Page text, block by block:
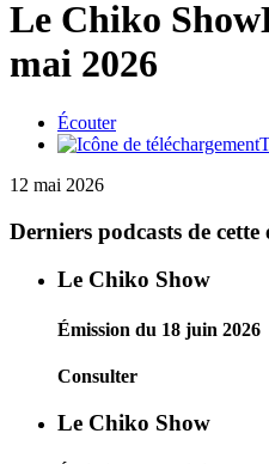
Le Chiko Show
mai 2026
Écouter
12 mai 2026
Derniers podcasts de cette
Le Chiko Show
Émission du 18 juin 2026
Consulter
Le Chiko Show